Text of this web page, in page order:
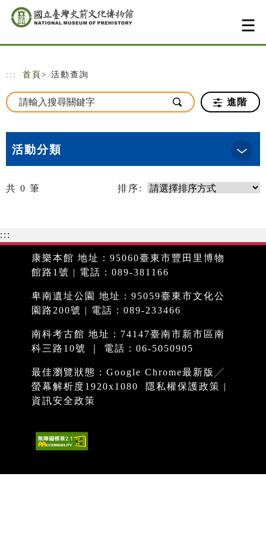
跳到主要內容
網站導覽
::: 首頁 > 活動查詢
進階
活動分類
共 0 筆 排序:
:::
康樂本館 地址：95060臺東市豐田里博物
館路1號 | 電話：089-381166
卑南遺址公園 地址：95059臺東市文化公
園路200號 | 電話：089-233466
南科考古館 地址：74147臺南市新市區南
科三路10號 ｜ 電話：06-5050905
最佳瀏覽狀態：Google Chrome最新版╱
螢幕解析度1920x1080
隱私權保護政策 |
資訊安全政策